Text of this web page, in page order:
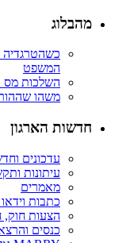
מהבלוג
כשהטרגדיה
המשפט
השלכות מס
משהו
חדשות הארגון
עדכונים
עיתונות
מאמרים
כתבות
הצעות חוק,
כנסים